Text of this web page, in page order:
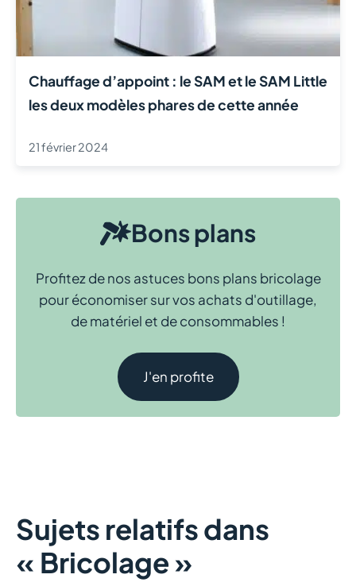
Chauffage d’appoint : le SAM et le SAM Little
les deux modèles phares de cette année
21 février 2024
Bons plans
Profitez de nos astuces bons plans bricolage
pour économiser sur vos achats d'outillage,
de matériel et de consommables !
J'en profite
Sujets relatifs dans
« Bricolage »